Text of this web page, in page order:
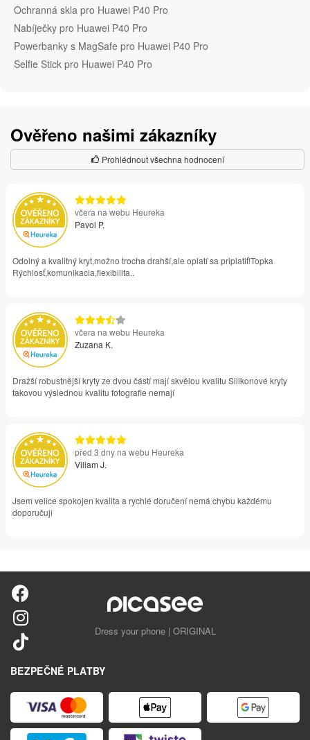
Ochranná skla pro Huawei P40 Pro
Nabíječky pro Huawei P40 Pro
Powerbanky s MagSafe pro Huawei P40 Pro
Selfie Stick pro Huawei P40 Pro
Ověřeno našimi zákazníky
Prohlédnout všechna hodnocení
včera na webu Heureka
Pavol P.
Odolný a kvalitný kryt,možno trocha drahší,ale oplatí sa priplatiť!Topka
Rýchlosť,komunikacia,flexibilita..
včera na webu Heureka
Zuzana K.
Dražší robustnější kryty ze dvou částí mají skvělou kvalitu Silikonové kryty
takovou výslednou kvalitu fotografie nemají
před 3 dny na webu Heureka
Viliam J.
Jsem velice spokojen kvalita a rychlé doručení nemá chybu každému
doporučuji
Dress your phone | ORIGINAL
BEZPEČNÉ PLATBY